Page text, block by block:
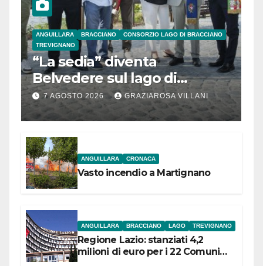
ANGUILLARA BRACCIANO
CONSORZIO LAGO DI BRACCIANO
TREVIGNANO
“La sedia” diventa
Belvedere sul lago di
Bracciano: ieri
l’inaugurazione
7 AGOSTO 2026 GRAZIAROSA VILLANI
ANGUILLARA CRONACA
Vasto incendio a Martignano
ANGUILLARA BRACCIANO LAGO TREVIGNANO
Regione Lazio: stanziati 4,2
milioni di euro per i 22 Comuni